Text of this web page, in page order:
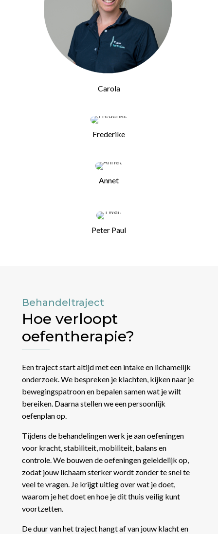
Carola
Frederike
Annet
Peter Paul
Behandeltraject
Hoe verloopt
oefentherapie?
Een traject start altijd met een intake en lichamelijk
onderzoek. We bespreken je klachten, kijken naar je
bewegingspatroon en bepalen samen wat je wilt
bereiken. Daarna stellen we een persoonlijk
oefenplan op.
Tijdens de behandelingen werk je aan oefeningen
voor kracht, stabiliteit, mobiliteit, balans en
controle. We bouwen de oefeningen geleidelijk op,
zodat jouw lichaam sterker wordt zonder te snel te
veel te vragen. Je krijgt uitleg over wat je doet,
waarom je het doet en hoe je dit thuis veilig kunt
voortzetten.
De duur van het traject hangt af van jouw klacht en